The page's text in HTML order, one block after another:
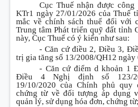
Cục Thuế nhận được
KTr1 ngày 27/01/2026 của Thuế
mắc về chính sách thuế đối với
Trung tâm Phát triển quỹ đất tỉnh
này, Cục Thuế có ý kiến như sau:
- Căn cứ điều 2, Điều 3,
trị gia tăng số 13/2008/QH12 ngày
- Căn cứ điểm d khoản 1
Điều 4 Nghị định số 123/
19/10/2020 của Chính phủ quy
chứng từ về đối tượng áp dụng
quản lý, sử dụng hóa đơn, chứng từ;